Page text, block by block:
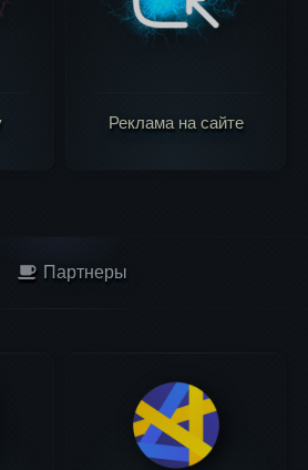
Реклама на сайте
Партнеры